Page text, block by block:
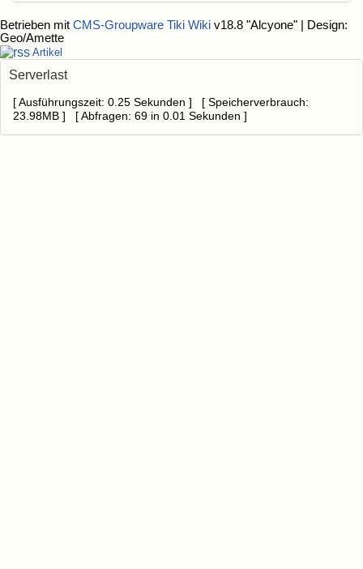
Betrieben mit CMS-Groupware Tiki Wiki v18.8 "Alcyone" | Design:
Geo/Amette
Artikel
Serverlast
[ Ausführungszeit: 0.25 Sekunden ] [ Speicherverbrauch:
23.98MB ] [ Abfragen: 69 in 0.01 Sekunden ]